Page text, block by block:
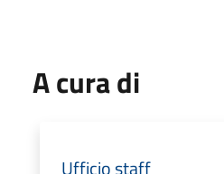
A cura di
Ufficio staff